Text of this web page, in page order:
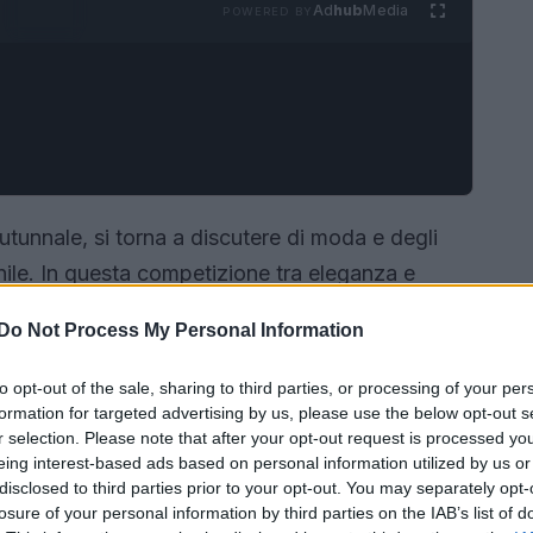
Do Not Process My Personal Information
opt-out of the sale, sharing to third parties, or processing of your
for targeted advertising by us, please use the below opt-out
selection. Please note that after your opt-out request is processed
interest-based ads based on personal information utilized by us
to third parties prior to your opt-out. You may separately
of your personal information by third parties on the IAB’s list of
AdhubMedia
si torna a discutere di moda e degli
In questa competizione tra eleganza e
per la loro versatilità e comfort, hanno le
rese celebri dal Duca di Derby durante le sue